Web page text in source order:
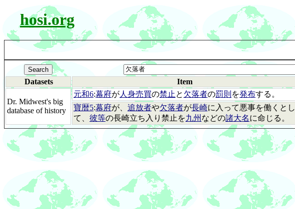
hosi.org
Datasets Item
Dr. Midwest's big
database of history
元和6:幕府が人身売買の禁止 と 欠落者の罰則 を発布する。
寶暦5:幕府が、 追放者や欠落者が長崎に入って悪事を働くとし
て、 彼等の長崎立ち入り禁止を九州 などの諸大名に命じる。